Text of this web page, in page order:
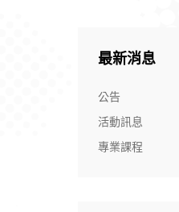
最新消息
公告
活動訊息
專業課程